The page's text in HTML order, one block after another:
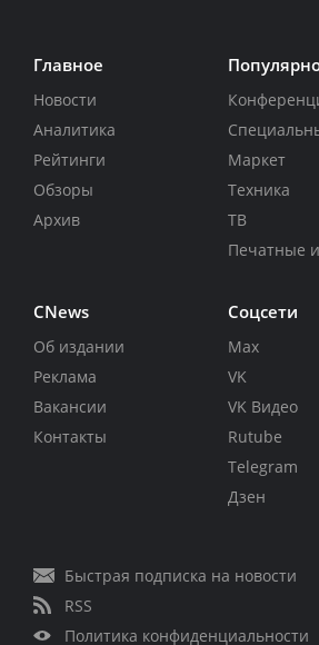
Главное
Новости
Аналитика
Рейтинги
Обзоры
Архив
Маркет
Техника
ТВ
Печатные
CNews
Об издании
Реклама
Вакансии
Контакты
Соцсети
Max
VK
VK Видео
Rutube
Telegram
Дзен
Быстрая подписка на новости
RSS
Политика конфиденциальности